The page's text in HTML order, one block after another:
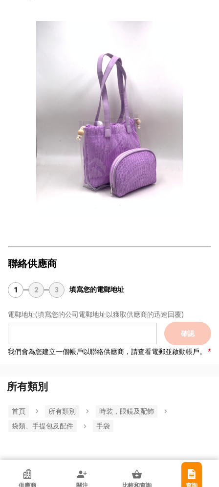
聯絡供應商
1 2 3 填寫您的電郵地址
電郵地址(填寫您的公司電郵地址以獲取供應商的迅速回覆)
確認
我們會為您建立一個帳戶以聯絡供應商，請查看電郵並啟動帳戶。
所有類別
首頁 所有類別
時裝，眼鏡及配飾
袋類、手提包及配件
手袋
香港貿發局參展商
供應商 關注 比較和查詢 查詢